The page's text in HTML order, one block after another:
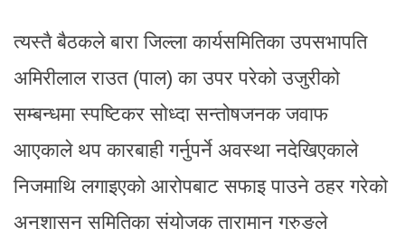
त्यस्तै बैठकले बारा जिल्ला कार्यसमितिका उपसभापति
अमिरीलाल राउत (पाल) का उपर परेको उजुरीको
सम्बन्धमा स्पष्टिकर सोध्दा सन्तोषजनक जवाफ
आएकाले थप कारबाही गर्नुपर्ने अवस्था नदेखिएकाले
निजमाथि लगाइएको आरोपबाट सफाइ पाउने ठहर गरेको
अनुशासन समितिका संयोजक तारामान गुरुङले